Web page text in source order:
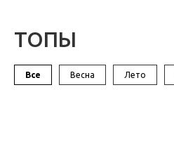
ТОПЫ
Все Весна Лето